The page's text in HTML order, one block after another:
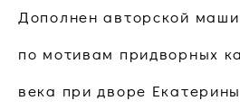
Дополнен авторской
по мотивам придворных
века при дворе